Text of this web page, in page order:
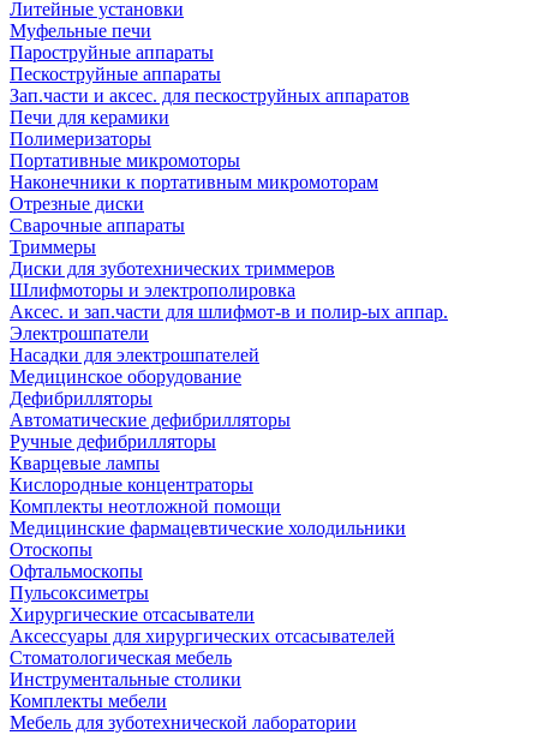
Литейные установки
Муфельные печи
Пароструйные аппараты
Пескоструйные аппараты
Зап.части и аксес. для пескоструйных аппаратов
Печи для керамики
Полимеризаторы
Портативные микромоторы
Наконечники к портативным микромоторам
Отрезные диски
Сварочные аппараты
Триммеры
Диски для зуботехнических триммеров
Шлифмоторы и электрополировка
Аксес. и зап.части для шлифмот-в и полир-ых аппар.
Электрошпатели
Насадки для электрошпателей
Медицинское оборудование
Дефибрилляторы
Автоматические дефибрилляторы
Ручные дефибрилляторы
Кварцевые лампы
Кислородные концентраторы
Комплекты неотложной помощи
Медицинские фармацевтические холодильники
Отоскопы
Офтальмоскопы
Пульсоксиметры
Хирургические отсасыватели
Аксессуары для хирургических отсасывателей
Стоматологическая мебель
Инструментальные столики
Комплекты мебели
Мебель для зуботехнической лаборатории